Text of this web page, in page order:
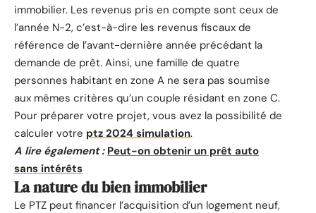
immobilier. Les revenus pris en compte sont ceux de
l’année N-2, c’est-à-dire les revenus fiscaux de
référence de l’avant-dernière année précédant la
demande de prêt. Ainsi, une famille de quatre
personnes habitant en zone A ne sera pas soumise
aux mêmes critères qu’un couple résidant en zone C.
Pour préparer votre projet, vous avez la possibilité de
calculer votre ptz 2024 simulation.
A lire également : Peut-on obtenir un prêt auto
sans intérêts
La nature du bien immobilier
Le PTZ peut financer l’acquisition d’un logement neuf,